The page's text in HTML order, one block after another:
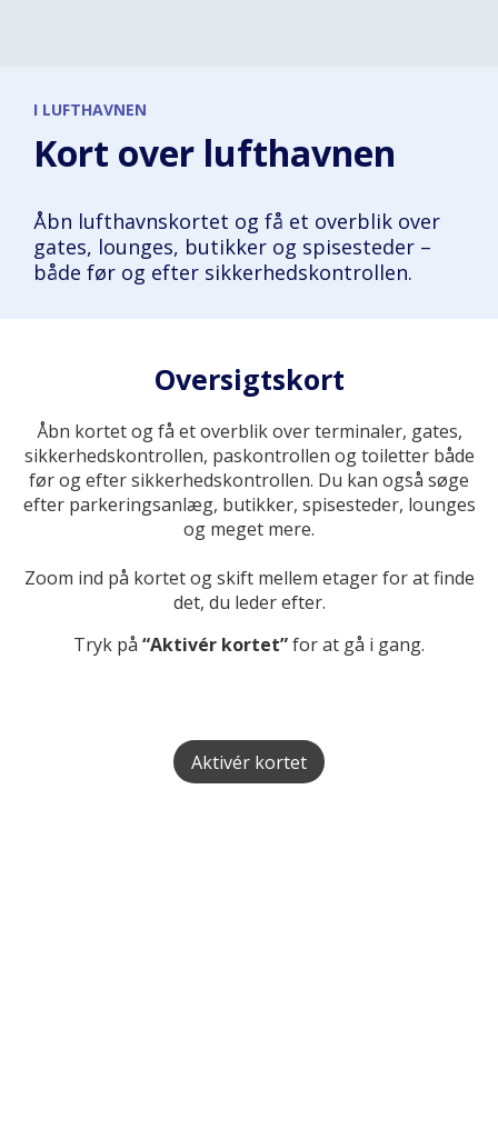
I LUFTHAVNEN
Kort over lufthavnen
Åbn lufthavnskortet og få et overblik over
gates, lounges, butikker og spisesteder –
både før og efter sikkerhedskontrollen.
Oversigtskort
Åbn kortet og få et overblik over terminaler, gates,
sikkerhedskontrollen, paskontrollen og toiletter både
før og efter sikkerhedskontrollen. Du kan også søge
efter parkeringsanlæg, butikker, spisesteder, lounges
og meget mere.
Zoom ind på kortet og skift mellem etager for at finde
det, du leder efter.
Tryk på “Aktivér kortet”for at gå i gang.
Aktivér kortet